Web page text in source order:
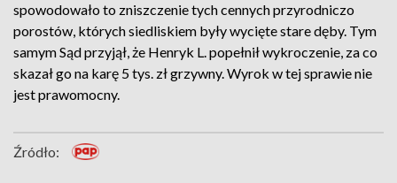
spowodowało to zniszczenie tych cennych przyrodniczo
porostów, których siedliskiem były wycięte stare dęby. Tym
samym Sąd przyjął, że Henryk L. popełnił wykroczenie, za co
skazał go na karę 5 tys. zł grzywny. Wyrok w tej sprawie nie
jest prawomocny.
Źródło: